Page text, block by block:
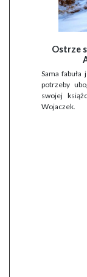
Ostrze
Sama
potrzeby
swojej
Wojaczek.